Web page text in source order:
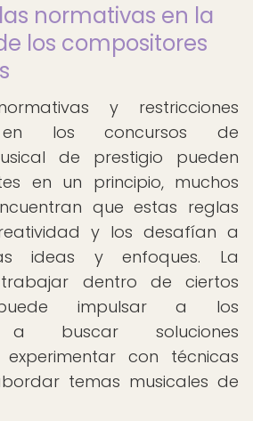
normativas en la
los compositores
y restricciones
en los concursos de
de prestigio pueden
en un principio, muchos
que estas reglas
y los desafían a
ideas y enfoques. La
dentro de ciertos
impulsar a los
a buscar soluciones
con técnicas
temas musicales de